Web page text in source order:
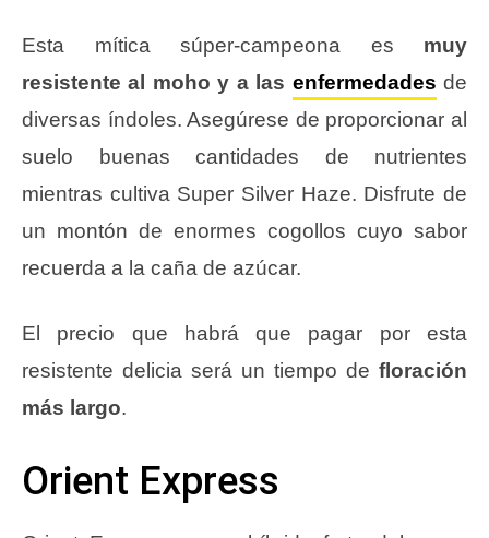
Esta mítica súper-campeona es muy
resistente al moho y a las enfermedades de
diversas índoles. Asegúrese de proporcionar al
suelo buenas cantidades de nutrientes
mientras cultiva Super Silver Haze. Disfrute de
un montón de enormes cogollos cuyo sabor
recuerda a la caña de azúcar.
El precio que habrá que pagar por esta
resistente delicia será un tiempo de floración
más largo.
Orient Express